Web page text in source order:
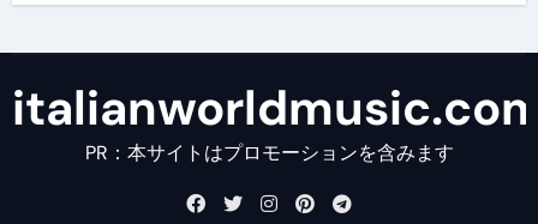
PR：本サイトはプロモーションを含みます